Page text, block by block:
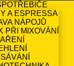
A ESPRESSA
NÁPOJŮ
PŘI MIXOVÁNÍ